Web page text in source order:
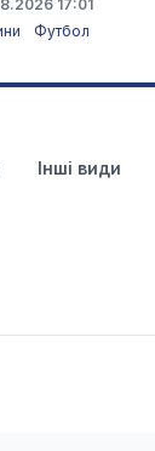
17:01
Футбол
Інші види